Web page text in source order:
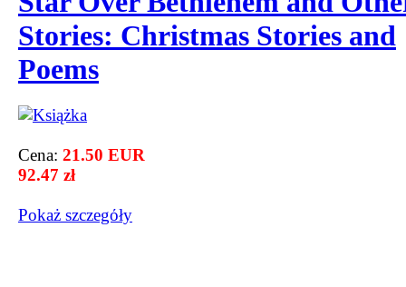
Stories: Christmas Stories and
Poems
Cena: 21.50 EUR
92.47 zł
Pokaż szczegόły